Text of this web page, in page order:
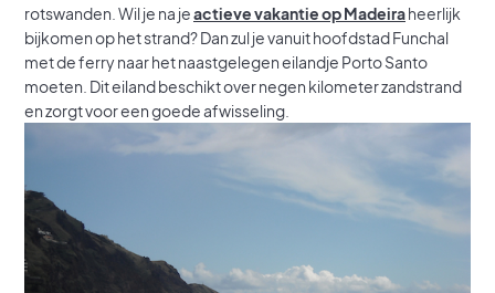
rotswanden. Wil je na jeactieve vakantie op Madeiraheerlijk
bijkomen op het strand? Dan zul je vanuit hoofdstad Funchal
met de ferry naar het naastgelegen eilandje Porto Santo
moeten. Dit eiland beschikt over negen kilometer zandstrand
en zorgt voor een goede afwisseling.